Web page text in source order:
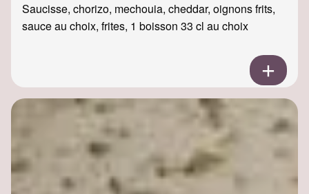
Saucisse, chorizo, mechouia, cheddar, oignons frits,
sauce au choix, frites, 1 boisson 33 cl au choix